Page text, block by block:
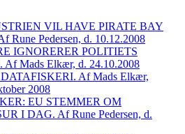
VIL HAVE PIRATE BAY
Rune Pedersen, d. 10.12.2008
IGNORERER POLITIETS
Mads Elkær, d. 24.10.2008
DATAFISKERI. Af Mads Elkær,
2008
EU STEMMER OM
I DAG. Af Rune Pedersen, d.